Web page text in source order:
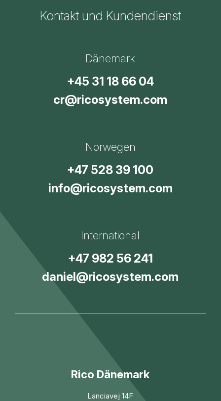
Kontakt und Kundendienst
Dänemark
+45 31 18 66 04
cr@ricosystem.com
Norwegen
+47 528 39 100
info@ricosystem.com
International
+47 982 56 241
daniel@ricosystem.com
Rico Dänemark
Lanciavej 14F